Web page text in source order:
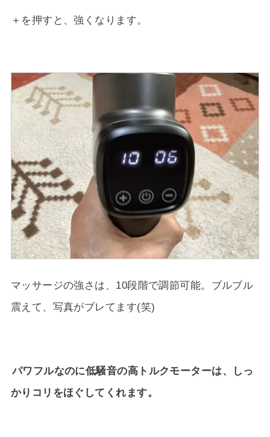
＋を押すと、強くなります。
マッサージの強さは、10段階で調節可能。ブルブル
震えて、写真がブレてます(笑)
パワフルなのに低騒音の高トルクモーターは、しっ
かりコリをほぐしてくれます。